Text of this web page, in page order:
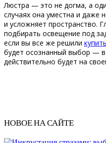
Люстра — это не догма, а
случаях она уместна и даже
и усложняет пространство.
подбирать освещение под
если вы все же решили
будет осознанный выбор — в
действительно будет на
НОВОЕ НА САЙТЕ